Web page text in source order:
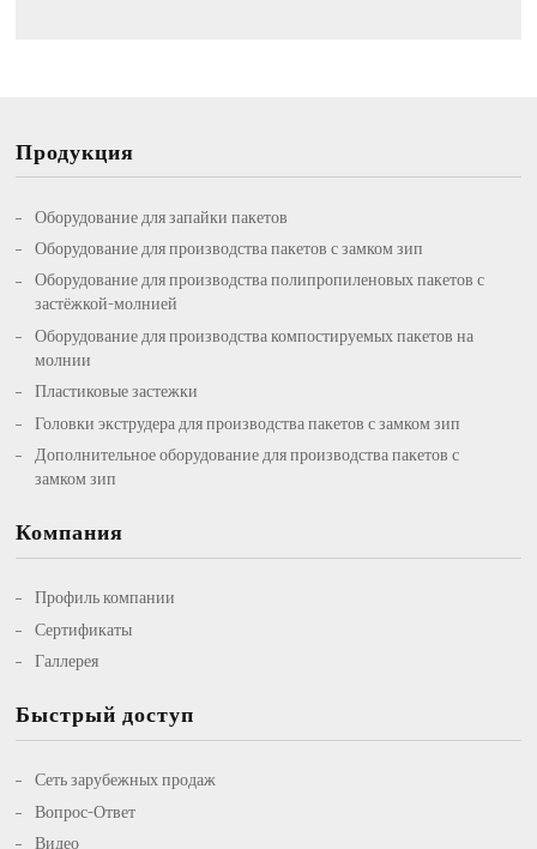
Продукция
Оборудование для запайки пакетов
Оборудование для производства пакетов с замком зип
Оборудование для производства полипропиленовых пакетов с
застёжкой-молнией
Оборудование для производства компостируемых пакетов на
молнии
Пластиковые застежки
Головки экструдера для производства пакетов с замком зип
Дополнительное оборудование для производства пакетов с
замком зип
Компания
Профиль компании
Сертификаты
Галлерея
Быстрый доступ
Сеть зарубежных продаж
Вопрос-Ответ
Видео